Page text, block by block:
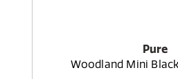
Pure
Woodland Mini